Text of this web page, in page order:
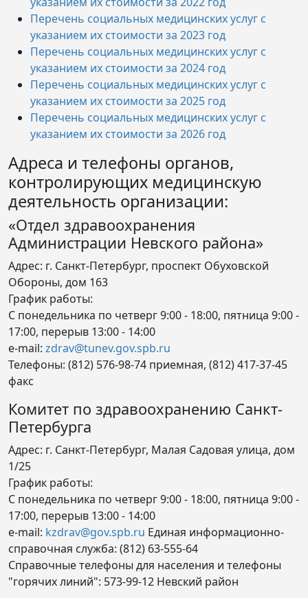
Перечень социальных медицинских услуг с
указанием их стоимости за 2023 год
Перечень социальных медицинских услуг с
указанием их стоимости за 2024 год
Перечень социальных медицинских услуг с
указанием их стоимости за 2025 год
Перечень социальных медицинских услуг с
указанием их стоимости за 2026 год
Адреса и телефоны органов,
контролирующих медицинскую
деятельность организации:
«Отдел здравоохранения
Администрации Невского района»
Адрес: г. Санкт-Петербург, проспект Обуховской
Обороны, дом 163
График работы:
С понедельника по четверг 9:00 - 18:00, пятница 9:00 -
17:00, перерыв 13:00 - 14:00
e-mail: zdrav@tunev.gov.spb.ru
Телефоны: (812) 576-98-74 приемная, (812) 417-37-45
факс
Комитет по здравоохранению Санкт-
Петербурга
Адрес: г. Санкт-Петербург, Малая Садовая улица, дом
1/25
График работы:
С понедельника по четверг 9:00 - 18:00, пятница 9:00 -
17:00, перерыв 13:00 - 14:00
e-mail: kzdrav@gov.spb.ru Единая информационно-
справочная служба: (812) 63-555-64
Справочные телефоны для населения и телефоны
"горячих линий": 573-99-12 Невский район